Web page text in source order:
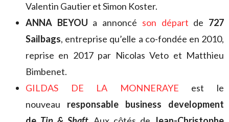
Valentin Gautier et Simon Koster.
ANNA BEYOU a annoncé son départ de 727
Sailbags, entreprise qu’elle a co-fondée en 2010,
reprise en 2017 par Nicolas Veto et Matthieu
Bimbenet.
GILDAS DE LA MONNERAYE est le
nouveau responsable business development